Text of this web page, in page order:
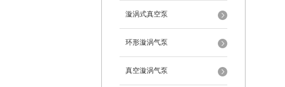
漩涡式真空泵
环形漩涡气泵
真空漩涡气泵